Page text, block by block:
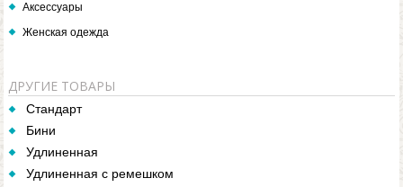
Аксессуары
Женская одежда
ДРУГИЕ ТОВАРЫ
Стандарт
Бини
Удлиненная
Удлиненная с ремешком